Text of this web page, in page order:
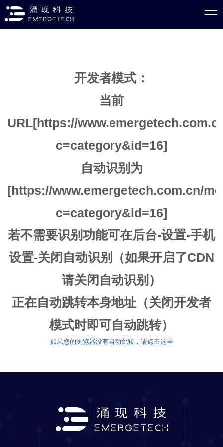
开发者模式：
当前
URL[https://
c=category&id=16]
自动识别为
[https://www.emergetech.com.cn/
c=category&id=16]
若不需要识别功能可在后台-设置-手机
设置-关闭自动识别（如果开启了CDN
请关闭自动识别）
正在自动跳转本身地址（关闭开发者
模式时即可自动跳转）
如果您的浏览器没有自动跳转，请点击这里